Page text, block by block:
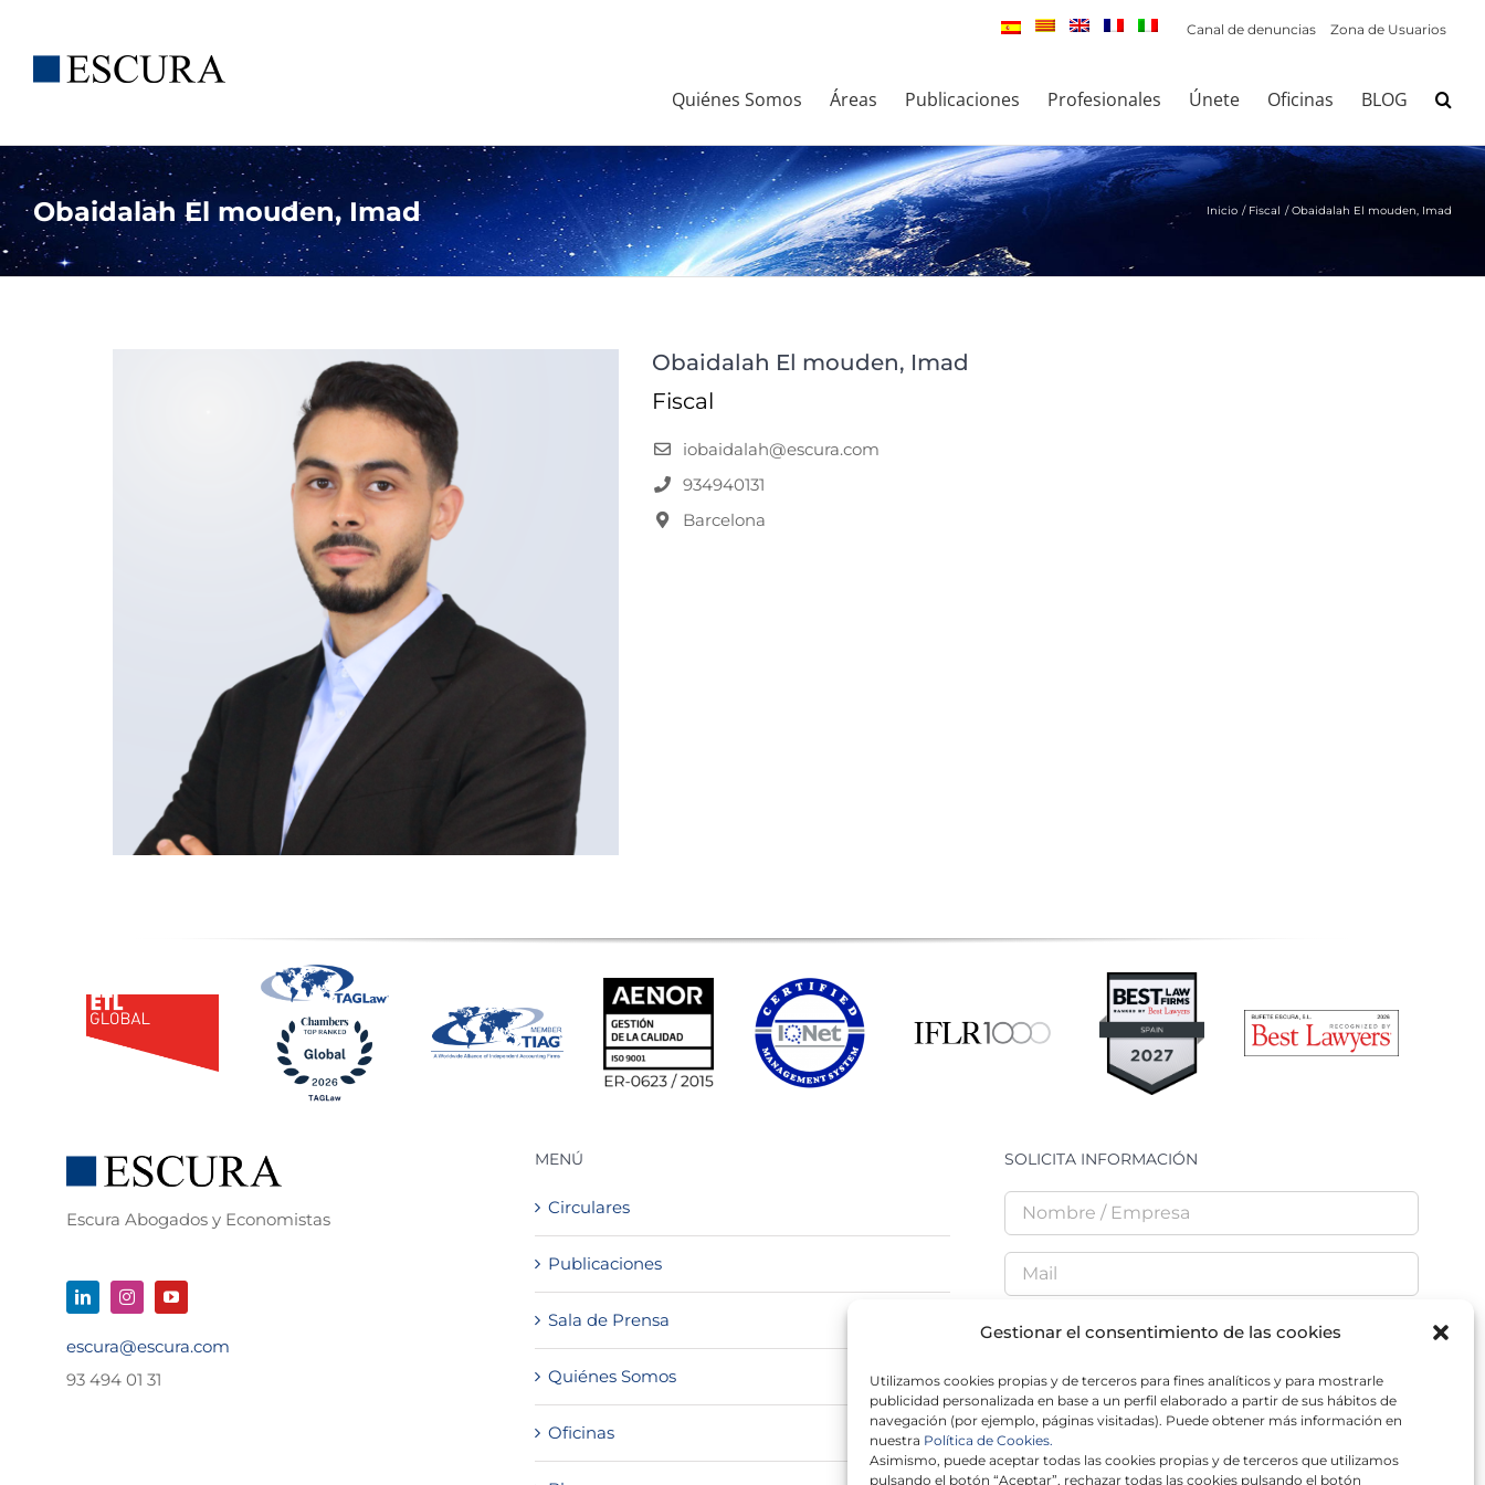
Gestionar el consentimiento de las cookies
Utilizamos cookies propias y de terceros para fines analíticos y para mostrarle
publicidad personalizada en base a un perfil elaborado a partir de sus hábitos de
navegación (por ejemplo, páginas visitadas). Puede obtener más información en
nuestra Política de Cookies.
Asimismo, puede aceptar todas las cookies propias y de terceros que utilizamos
pulsando el botón “Aceptar”, rechazar todas las cookies pulsando el botón
contenido
Canal de denuncias Zona de Usuarios
Quiénes Somos Áreas Publicaciones Profesionales Únete Oficinas BLOG
Obaidalah El mouden, Imad Inicio Fiscal Obaidalah El mouden, Imad
Obaidalah El mouden, Imad
Fiscal
iobaidalah@escura.com
934940131
Barcelona
Escura Abogados y Economistas
escura@escura.com
93 494 01 31
MENÚ
Circulares
Publicaciones
Sala de Prensa
Quiénes Somos
Oficinas
SOLICITA INFORMACIÓN
He leído y acepto laPolítica de Privacidad